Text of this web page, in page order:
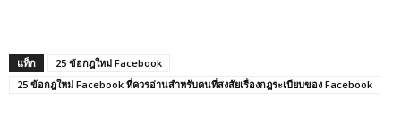
แท็ก
25 ข้อกฎใหม่ Facebook
25 ข้อกฎใหม่ Facebook ที่ควรอ่านสำหรับคนที่สงสัยเรื่องกฎระเบียบของ Facebook